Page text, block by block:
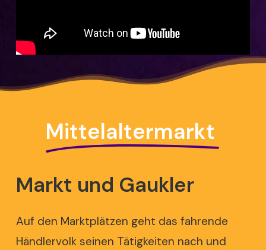
Mittelaltermarkt
Markt und Gaukler
Auf den Marktplätzen geht das fahrende
Händlervolk seinen Tätigkeiten nach und